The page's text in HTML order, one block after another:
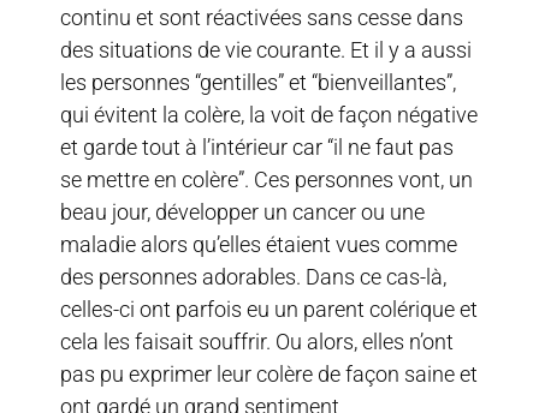
continu et sont réactivées sans cesse dans
des situations de vie courante. Et il y a aussi
les personnes “gentilles” et “bienveillantes”,
qui évitent la colère, la voit de façon négative
et garde tout à l’intérieur car “il ne faut pas
se mettre en colère”. Ces personnes vont, un
beau jour, développer un cancer ou une
maladie alors qu’elles étaient vues comme
des personnes adorables. Dans ce cas-là,
celles-ci ont parfois eu un parent colérique et
cela les faisait souffrir. Ou alors, elles n’ont
pas pu exprimer leur colère de façon saine et
ont gardé un grand sentiment